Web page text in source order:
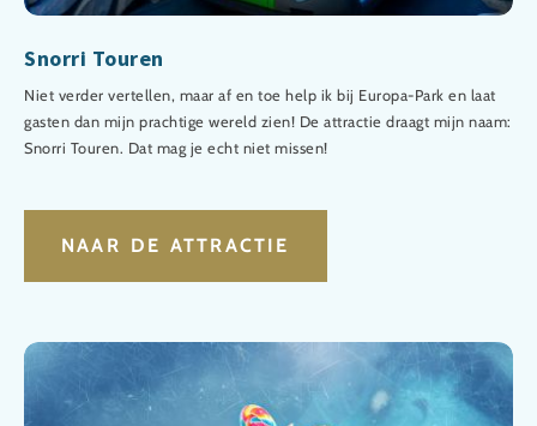
Snorri Touren
Niet verder vertellen, maar af en toe help ik bij Europa-Park en laat
gasten dan mijn prachtige wereld zien! De attractie draagt mijn naam:
Snorri Touren. Dat mag je echt niet missen!
NAAR DE ATTRACTIE